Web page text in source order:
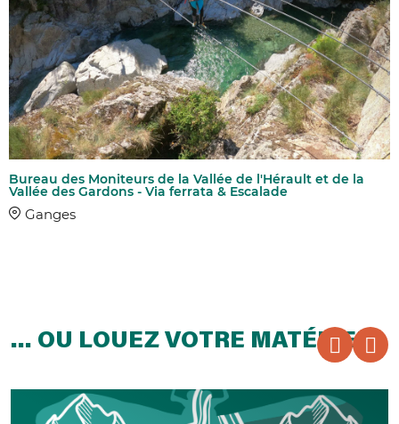
Bureau des Moniteurs de la Vallée de l'Hérault et de la
Vallée des Gardons - Via ferrata & Escalade
Ganges
… OU LOUEZ VOTRE MATÉRIEL !